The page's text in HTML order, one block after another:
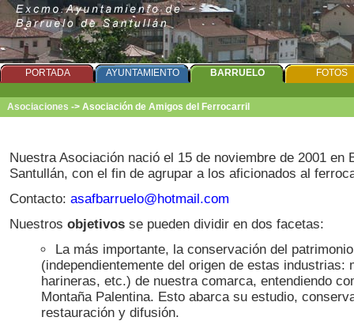
PORTADA AYUNTAMIENTO BARRUELO FOTOS
Asociaciones -> Asociación de Amigos del Ferrocarril
Nuestra Asociación nació el 15 de noviembre de 2001 en
Santullán, con el fin de agrupar a los aficionados al
Contacto: asafbarruelo@hotmail.com
Nuestros objetivos se pueden dividir en dos facetas:
La más importante, la conservación del
(independientemente del origen de estas industrias:
harineras, etc.) de nuestra comarca, entendiendo
Montaña Palentina. Esto abarca su estudio,
restauración y difusión.